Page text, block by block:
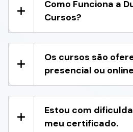
Como Funciona a
Cursos?
Os cursos são
presencial ou
Estou com
meu certificado.